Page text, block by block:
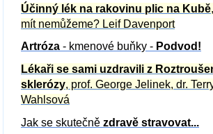
Účinný lék na rakovinu plic na Kubě
mít nemůžeme? Leif Davenport
Artróza - kmenové buňky - Podvod!
Lékaři se sami uzdravili z
sklerózy, prof. George Jelinek, dr.
Wahlsová
Jak se skutečně zdravě stravovat...